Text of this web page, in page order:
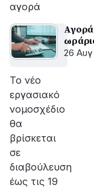
αγορά
Αγορά
26 Αυγ
Το νέο
εργασιακό
νομοσχέδιο
θα
βρίσκεται
σε
διαβούλευση
έως τις 19